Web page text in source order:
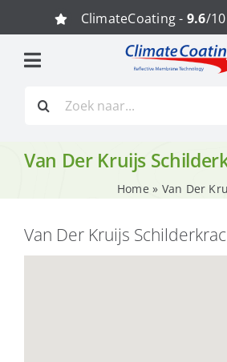
naar
inhoud
ClimateCoating - 9.6/
naar:
Van Der Kruijs
Home » Van Der
Van Der Kruijs